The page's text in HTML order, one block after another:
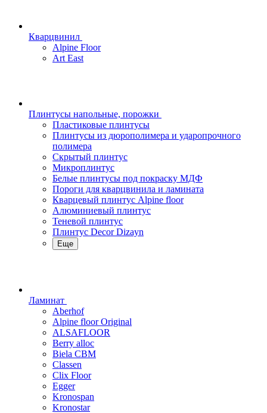
Кварцвинил
Alpine Floor
Art East
Плинтусы напольные, порожки
Пластиковые плинтусы
Плинтусы из дюрополимера и ударопрочного
полимера
Скрытый плинтус
Микроплинтус
Белые плинтусы под покраску МДФ
Пороги для кварцвинила и ламината
Кварцевый плинтус Alpine floor
Алюминиевый плинтус
Теневой плинтус
Плинтус Decor Dizayn
Еще
Ламинат
Aberhof
Alpine floor Original
ALSAFLOOR
Berry alloc
Biela CBM
Classen
Clix Floor
Egger
Kronospan
Kronostar